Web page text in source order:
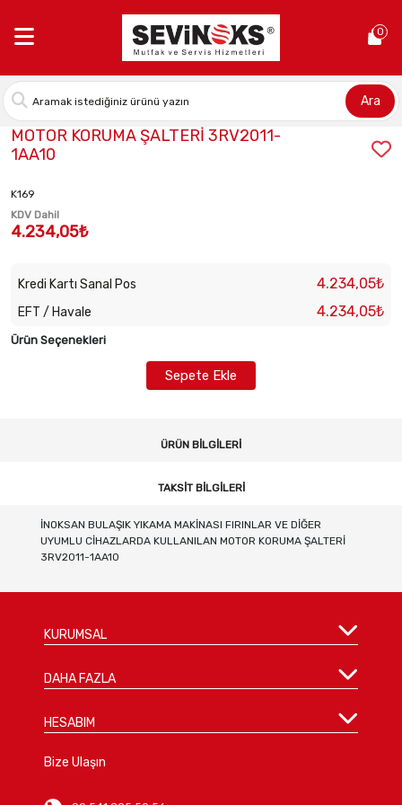
0
Ara
Stok Kodu:2010010336
MOTOR KORUMA ŞALTERİ 3RV2011-
1AA10
K169
KDV Dahil
4.234,05₺
Kredi Kartı Sanal Pos 4.234,05₺
EFT / Havale 4.234,05₺
Ürün Seçenekleri
Sepete Ekle
ÜRÜN BILGILERI
TAKSIT BILGILERI
İNOKSAN BULAŞIK YIKAMA MAKİNASI FIRINLAR VE DİĞER
UYUMLU CİHAZLARDA KULLANILAN MOTOR KORUMA ŞALTERİ
3RV2011-1AA10
KURUMSAL
DAHA FAZLA
HESABIM
Bize Ulaşın